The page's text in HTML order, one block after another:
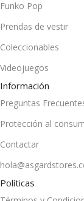
Funko Pop
Prendas de vestir
Coleccionables
Videojuegos
Información
Preguntas
Protección al
Contactar
Políticas